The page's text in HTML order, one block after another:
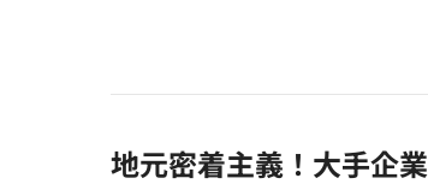
地元密着主義！大手企